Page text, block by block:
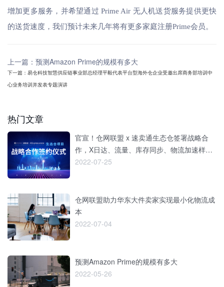
增加更多服务，并希望通过 Prime Air 无人机送货服务提供更快
的送货速度，我们预计未来几年将有更多家庭注册Prime会员。
上一篇：预测Amazon Prime的规模有多大
下一篇：易仓科技智慧供应链事业部总经理平毅代表平台型海外仓企业受邀出席商务部培训中
心业务培训并发表专题演讲
热门文章
官宣！仓网联盟 x 速卖通生态仓签署战略合
作，X日达、流量、库存同步、物流加速样样
俱全
2022-07-25
仓网联盟助力华东大件卖家实现最小化物流成
本
2022-07-04
预测Amazon Prime的规模有多大
2022-05-26